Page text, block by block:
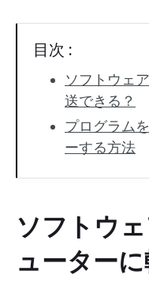
目次 :
ソフトウェ
送できる？
プログラム
ーする方法
ソフトウ
ューター